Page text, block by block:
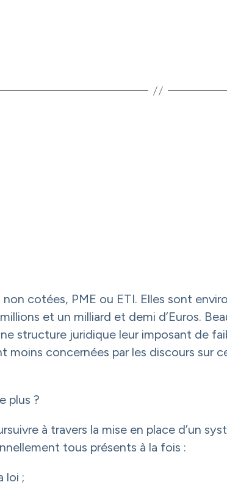
cotées, PME ou ETI. Elles sont
et un milliard et demi d’Euros.
structure juridique leur imposant de
moins concernées par les discours sur
plus ?
à travers la mise en place d’un
tous présents à la fois :
loi ;